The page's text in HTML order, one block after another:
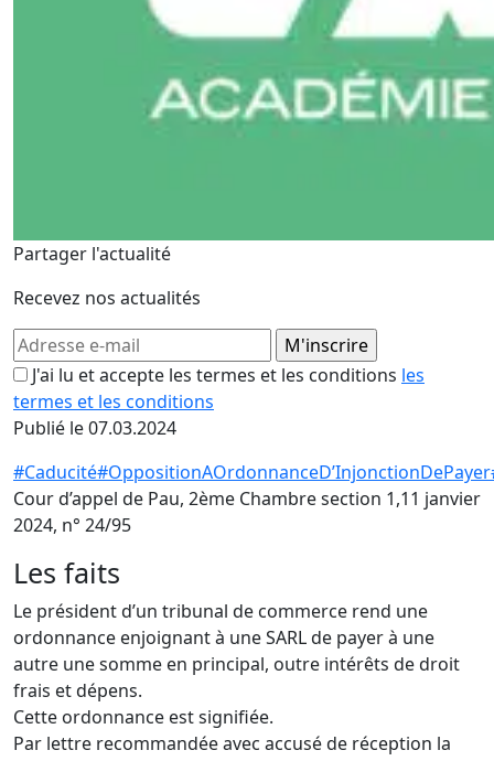
Publié le 07.03.2024
#Caducité#OppositionAOrdonnanceD’InjonctionDePayer
Cour d’appel de Pau, 2ème Chambre section 1,11 janvier
2024, n° 24/95
Les faits
Le président d’un tribunal de commerce rend une
ordonnance enjoignant à une SARL de payer à une
autre une somme en principal, outre intérêts de droit
frais et dépens.
Cette ordonnance est signifiée.
Par lettre recommandée avec accusé de réception la
Partager l'actualité
Recevez nos actualités
J'ai lu et accepte les termes et les conditions les
termes et les conditions